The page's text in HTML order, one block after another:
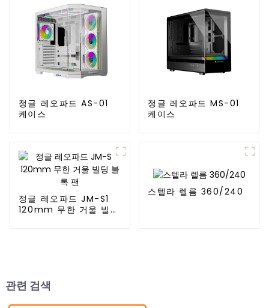
정글 레오파드 AS-01
케이스
정글 레오파드 MS-01
케이스
정글 레오파드 JM-S1
120mm 무한 거울 빌딩
스텔라 렐름 360/240
관련 검색